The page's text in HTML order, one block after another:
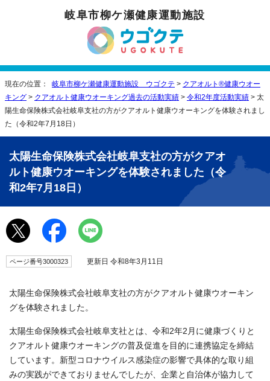
岐阜市柳ケ瀬健康運動施設
現在の位置： 岐阜市柳ケ瀬健康運動施設 ウゴクテ > クアオルト®健康ウオー
キング > クアオルト健康ウオーキング過去の活動実績 > 令和2年度活動実績 > 太
陽生命保険株式会社岐阜支社の方がクアオルト健康ウオーキングを体験されまし
た（令和2年7月18日）
太陽生命保険株式会社岐阜支社の方がクアオ
ルト健康ウオーキングを体験されました（令
和2年7月18日）
ページ番号3000323 更新日 令和8年3月11日
太陽生命保険株式会社岐阜支社の方がクアオルト健康ウオーキン
グを体験されました。
太陽生命保険株式会社岐阜支社とは、令和2年2月に健康づくりと
クアオルト健康ウオーキングの普及促進を目的に連携協定を締結
しています。新型コロナウイルス感染症の影響で具体的な取り組
みの実践ができておりませんでしたが、企業と自治体が協力して